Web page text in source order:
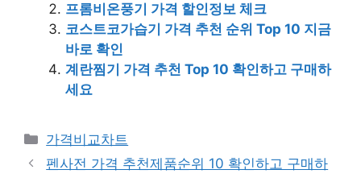
프롬비온풍기 가격 할인정보 체크
코스트코가습기 가격 추천 순위 Top 10 지금
바로 확인
계란찜기 가격 추천 Top 10 확인하고 구매하
세요
카
테
가격비교차트
펜사전 가격 추천제품순위 10 확인하고 구매하